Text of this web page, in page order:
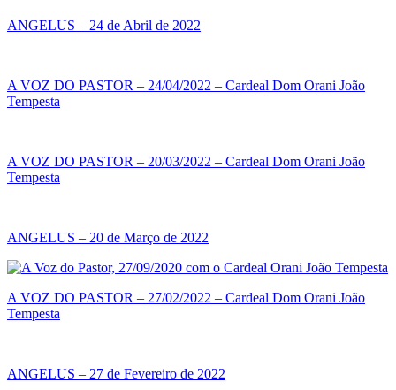
ANGELUS – 24 de Abril de 2022
A VOZ DO PASTOR – 24/04/2022 – Cardeal Dom Orani João
Tempesta
A VOZ DO PASTOR – 20/03/2022 – Cardeal Dom Orani João
Tempesta
ANGELUS – 20 de Março de 2022
A VOZ DO PASTOR – 27/02/2022 – Cardeal Dom Orani João
Tempesta
ANGELUS – 27 de Fevereiro de 2022